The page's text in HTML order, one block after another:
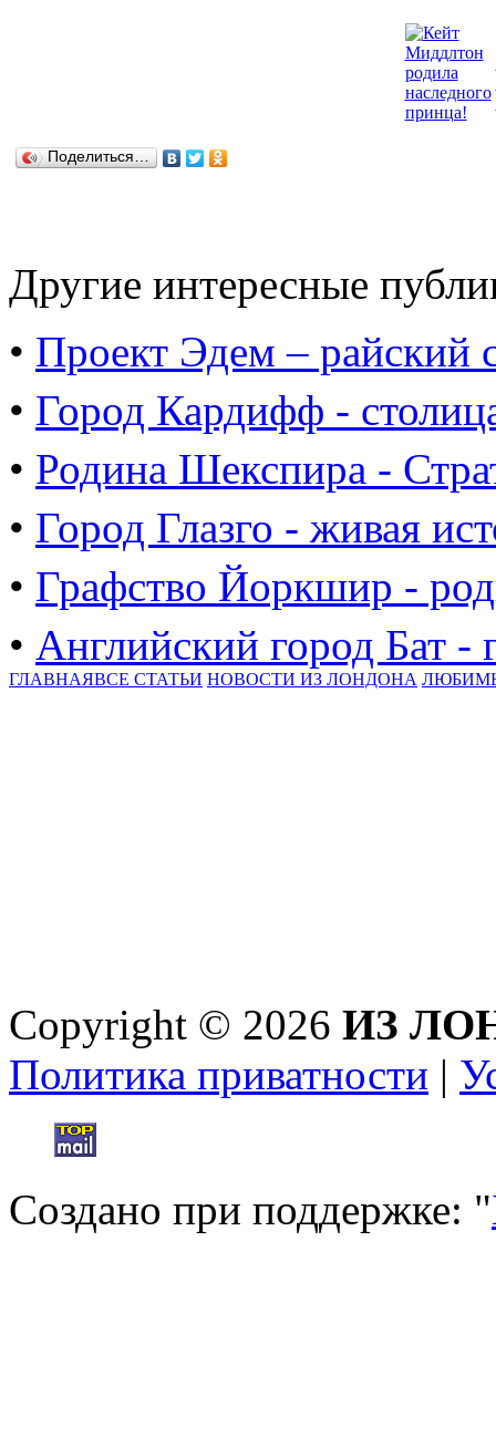
Поделиться…
Другие интересные
• Проект Эдем – райский
• Город Кардифф -
• Родина Шекспира -
• Город Глазго - живая
• Графство Йоркшир -
• Английский город Бат -
ГЛАВНАЯВСЕ СТАТЬИ НОВОСТИ ИЗ ЛОНДОНА
Copyright © 2026 ИЗ
Политика приватности |
Создано при поддержке: "